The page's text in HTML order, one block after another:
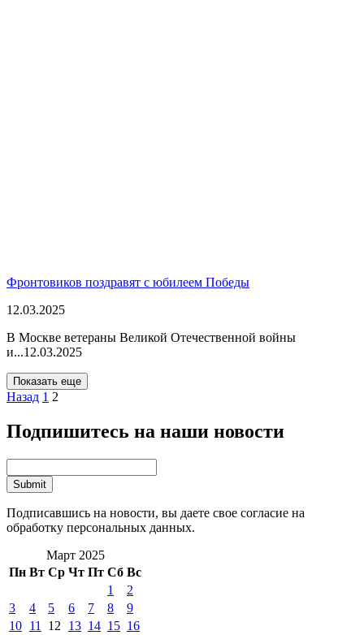
Фронтовиков поздравят с юбилеем Победы
12.03.2025
В Москве ветераны Великой Отечественной войны
и...12.03.2025
Показать еще
Назад 1 2
Подпишитесь на наши новости
Подписавшись на новости, вы даете свое согласие на
обработку персональных данных.
Март 2025
Пн Вт Ср Чт Пт Сб Вс
1
2
3
4 5 6 7 8
9
10 11 12 13 14 15 16